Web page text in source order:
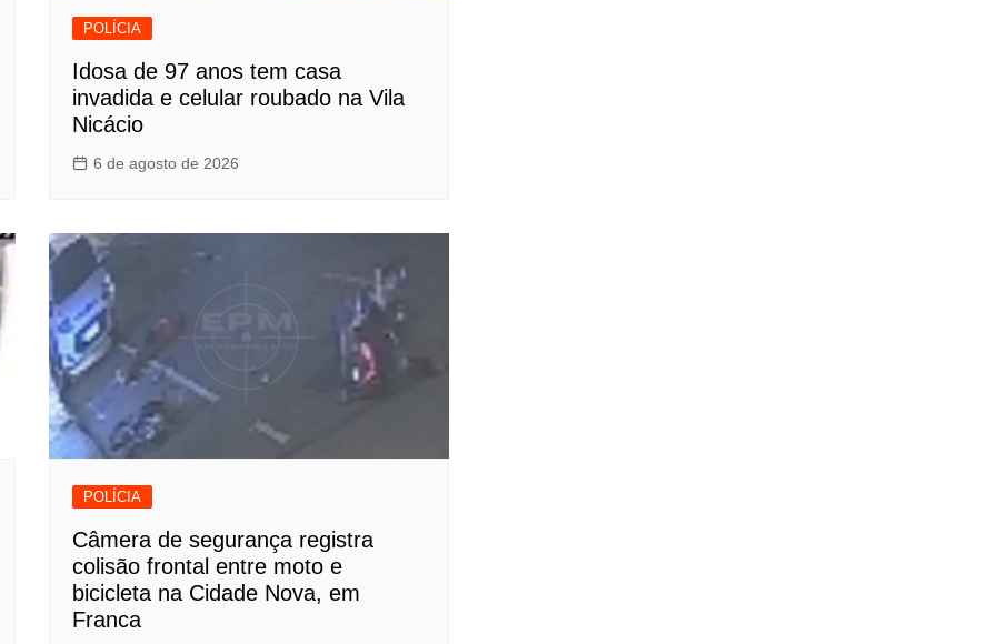
POLÍCIA
Idosa de 97 anos tem casa
invadida e celular roubado na Vila
Nicácio
6 de agosto de 2026
POLÍCIA
Câmera de segurança registra
colisão frontal entre moto e
bicicleta na Cidade Nova, em
Franca